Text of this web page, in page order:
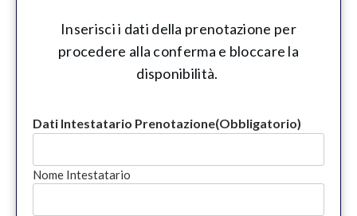
Inserisci i dati della prenotazione per
procedere alla conferma e bloccare la
disponibilità.
Dati Intestatario Prenotazione(Obbligatorio)
Nome Intestatario